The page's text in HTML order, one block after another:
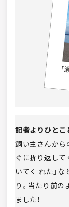
記者よりひとこ
飼い主さんから
ぐに折り返して
いてく れた」な
り。当たり前の
ました！